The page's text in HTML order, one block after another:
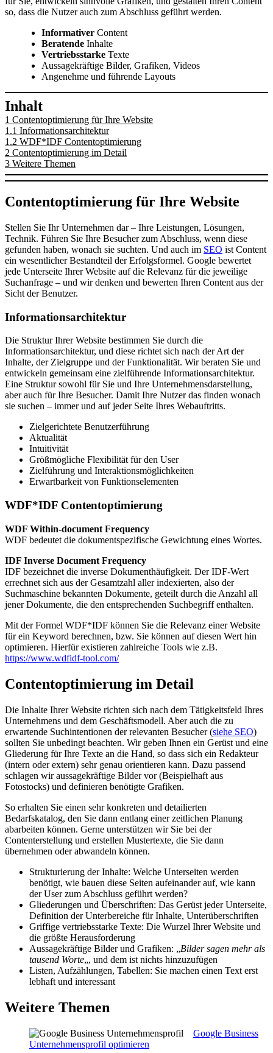
so, dass die Nutzer auch zum Abschluss geführt werden.
Informativer Content
Beratende Inhalte
Vertriebsstarke Texte
Aussagekräftige Bilder, Grafiken, Videos
Angenehme und führende Layouts
Inhalt
1 Contentoptimierung für Ihre Website
1.1 Informationsarchitektur
1.2 WDF*IDF Contentoptimierung
2 Contentoptimierung im Detail
3 Weitere Themen
Contentoptimierung für Ihre Website
Stellen Sie Ihr Unternehmen dar – Ihre Leistungen, Lösungen,
Technik. Führen Sie Ihre Besucher zum Abschluss, wenn diese
gefunden haben, wonach sie suchten. Und auch im SEO ist Content
ein wesentlicher Bestandteil der Erfolgsformel. Google bewertet
jede Unterseite Ihrer Website auf die Relevanz für die jeweilige
Suchanfrage – und wir denken und bewerten Ihren Content aus der
Sicht der Benutzer.
Informationsarchitektur
Die Struktur Ihrer Website bestimmen Sie durch die
Informationsarchitektur, und diese richtet sich nach der Art der
Inhalte, der Zielgruppe und der Funktionalität. Wir beraten Sie und
entwickeln gemeinsam eine zielführende Informationsarchitektur.
Eine Struktur sowohl für Sie und Ihre Unternehmensdarstellung,
aber auch für Ihre Besucher. Damit Ihre Nutzer das finden wonach
sie suchen – immer und auf jeder Seite Ihres Webauftritts.
Zielgerichtete Benutzerführung
Aktualität
Intuitivität
Größmögliche Flexibilität für den User
Zielführung und Interaktionsmöglichkeiten
Erwartbarkeit von Funktionselementen
WDF*IDF Contentoptimierung
WDF Within-document Frequency
WDF bedeutet die dokumentspezifische Gewichtung eines Wortes.
IDF Inverse Document Frequency
IDF bezeichnet die inverse Dokumenthäufigkeit. Der IDF-Wert
errechnet sich aus der Gesamtzahl aller indexierten, also der
Suchmaschine bekannten Dokumente, geteilt durch die Anzahl all
jener Dokumente, die den entsprechenden Suchbegriff enthalten.
Mit der Formel WDF*IDF können Sie die Relevanz einer Website
für ein Keyword berechnen, bzw. Sie können auf diesen Wert hin
optimieren. Hierfür existieren zahlreiche Tools wie z.B.
https://www.wdfidf-tool.com/
Contentoptimierung im Detail
Die Inhalte Ihrer Website richten sich nach dem Tätigkeitsfeld Ihres
Unternehmens und dem Geschäftsmodell. Aber auch die zu
erwartende Suchintentionen der relevanten Besucher (siehe SEO)
sollten Sie unbedingt beachten. Wir geben Ihnen ein Gerüst und eine
Gliederung für Ihre Texte an die Hand, so dass sich ein Redakteur
(intern oder extern) sehr genau orientieren kann. Dazu passend
schlagen wir aussagekräftige Bilder vor (Beispielhaft aus
Fotostocks) und definieren benötigte Grafiken.
So erhalten Sie einen sehr konkreten und detailierten
Bedarfskatalog, den Sie dann entlang einer zeitlichen Planung
abarbeiten können. Gerne unterstützen wir Sie bei der
Contenterstellung und erstellen Mustertexte, die Sie dann
übernehmen oder abwandeln können.
Strukturierung der Inhalte: Welche Unterseiten werden
benötigt, wie bauen diese Seiten aufeinander auf, wie kann
der User zum Abschluss geführt werden?
Gliederungen und Überschriften: Das Gerüst jeder Unterseite,
Definition der Unterbereiche für Inhalte, Unterüberschriften
Griffige vertriebsstarke Texte: Die Wurzel Ihrer Website und
die größte Herausforderung
Aussagekräftige Bilder und Grafiken: „Bilder sagen mehr als
tausend Worte„, und dem ist nichts hinzuzufügen
Listen, Aufzählungen, Tabellen: Sie machen einen Text erst
lebhaft und interessant
Weitere Themen
Google Business
Unternehmensprofil optimieren